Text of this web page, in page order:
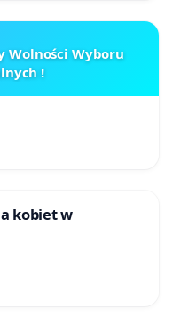
Wolności Wyboru
!
kobiet w